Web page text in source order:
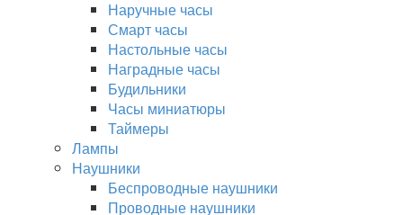
Наручные часы
Смарт часы
Настольные часы
Наградные часы
Будильники
Часы миниатюры
Таймеры
Лампы
Наушники
Беспроводные наушники
Проводные наушники